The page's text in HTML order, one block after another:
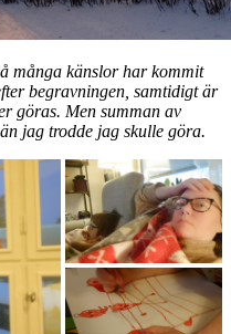
många känslor har kommit
begravningen, samtidigt är
göras. Men summan av
jag trodde jag skulle göra.